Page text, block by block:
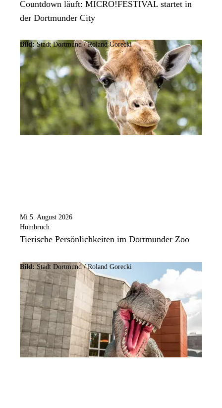
Countdown läuft: MICRO!FESTIVAL startet in
der Dortmunder City
Bild:Stadt Dortmund / Roland Gorecki
Mi 5. August 2026
Hombruch
Tierische Persönlichkeiten im Dortmunder Zoo
Bild:Stadt Dortmund / Roland Gorecki